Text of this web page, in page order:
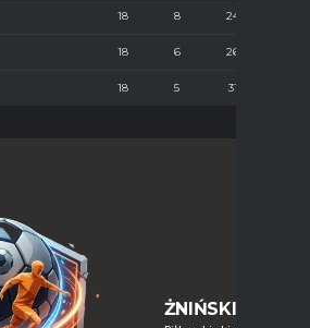
18 8 24
18 6 26
18 5 31
ŻNIŃSKIE-LIGI